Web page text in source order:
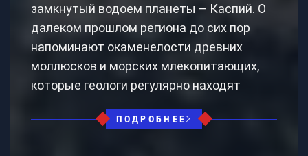
замкнутый водоем планеты – Каспий. О
далеком прошлом региона до сих пор
напоминают окаменелости древних
моллюсков и морских млекопитающих,
которые геологи регулярно находят
ПОДРОБНЕЕ